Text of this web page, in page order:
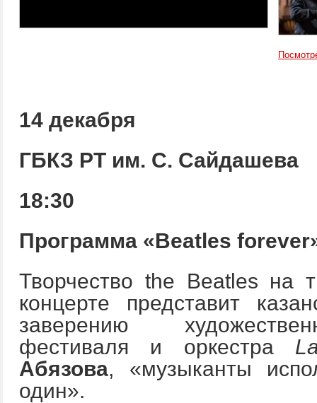
14 декабря
ГБКЗ РТ им. С. Сайдашева
18:30
Программа «Beatles
Творчество the Beatles на
концерте представит
заверению
фестиваля и оркестра
Абязова, «музыканты
один».